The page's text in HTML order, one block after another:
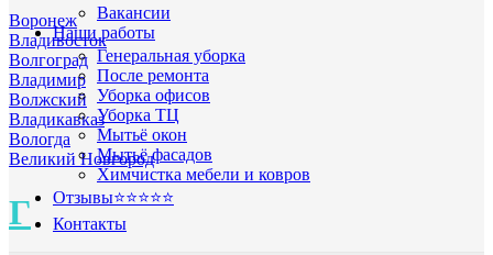
Воронеж
Владивосток
Волгоград
Владимир
Волжский
Владикавказ
Вологда
Великий Новгород
Г
Вакансии
Наши работы
Генеральная уборка
После ремонта
Уборка офисов
Уборка ТЦ
Мытьё окон
Мытьё фасадов
Химчистка мебели и ковров
Отзывы⭐⭐⭐⭐⭐
Контакты